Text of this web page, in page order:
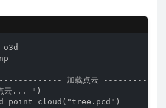
加载点云
云... ")